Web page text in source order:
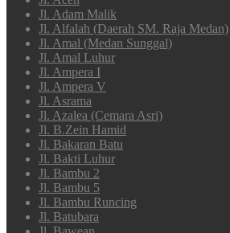
Jl. Adam Malik
Jl. Alfalah (Daerah SM. Raja Medan)
Jl. Amal (Medan Sunggal)
Jl. Amal Luhur
Jl. Ampera I
Jl. Ampera V
Jl. Asrama
Jl. Azalea (Cemara Asri)
Jl. B.Zein Hamid
Jl. Bakaran Batu
Jl. Bakti Luhur
Jl. Bambu 2
Jl. Bambu 5
Jl. Bambu Runcing
Jl. Batubara